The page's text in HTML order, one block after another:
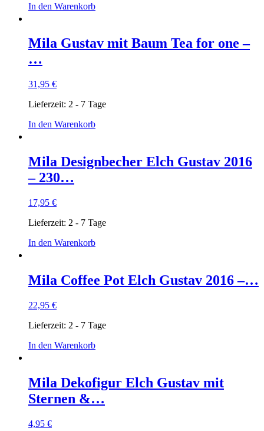
In den Warenkorb
Mila Gustav mit Baum Tea for one –
…
31,95 €
Lieferzeit: 2 - 7 Tage
In den Warenkorb
Mila Designbecher Elch Gustav 2016
– 230…
17,95 €
Lieferzeit: 2 - 7 Tage
In den Warenkorb
Mila Coffee Pot Elch Gustav 2016 –…
22,95 €
Lieferzeit: 2 - 7 Tage
In den Warenkorb
Mila Dekofigur Elch Gustav mit
Sternen &…
4,95 €